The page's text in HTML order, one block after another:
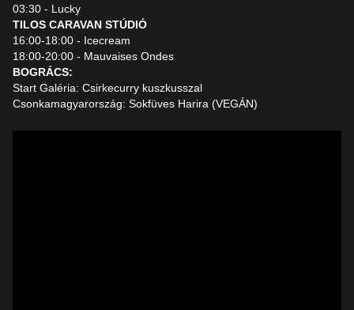
03:30 - Lucky
TILOS CARAVAN STÚDIÓ
16:00-18:00 - Icecream
18:00-20:00 - Mauvaises Ondes
BOGRÁCS:
Start Galéria: Csirkecurry kuszkusszal
Csonkamagyarország: Sokfüves Harira (VEGÁN)